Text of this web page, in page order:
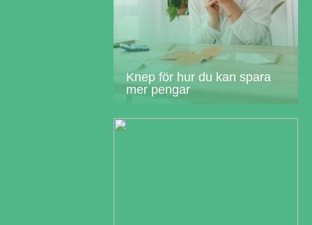
Knep för hur du kan spara
mer pengar